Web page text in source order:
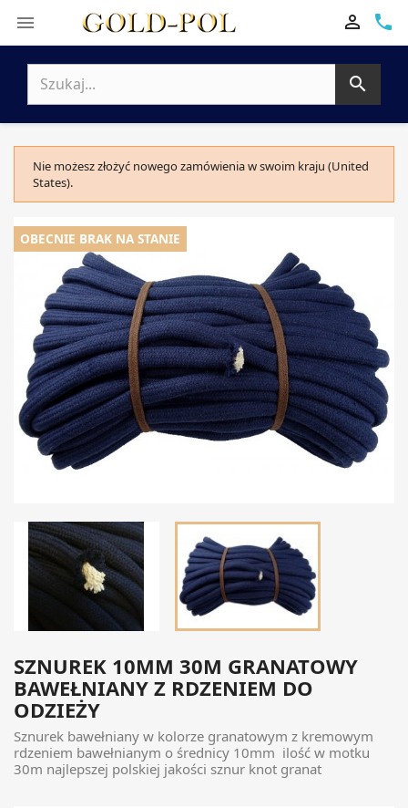
 phone


Nie możesz złożyć nowego zamówienia w swoim kraju (United
States).
OBECNIE BRAK NA STANIE
SZNUREK 10MM 30M GRANATOWY
BAWEŁNIANY Z RDZENIEM DO
ODZIEŻY
Sznurek bawełniany w kolorze granatowym z kremowym
rdzeniem bawełnianym o średnicy 10mm ilość w motku
30m najlepszej polskiej jakości sznur knot granat